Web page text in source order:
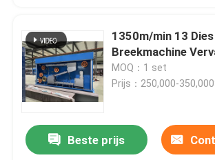
1350m/min 13
Breekmachine
MOQ：1 set
Prijs：250,000-
Beste prijs